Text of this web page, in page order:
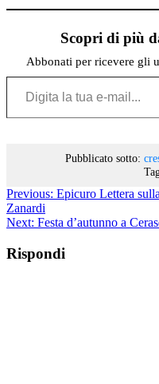
Scopri di più
Abbonati per ricevere gli
Digita la tua e-mail...
Pubblicato sotto:
Previous: Epicuro Lettera
Zanardi
Next: Festa d’autunno a
Rispondi